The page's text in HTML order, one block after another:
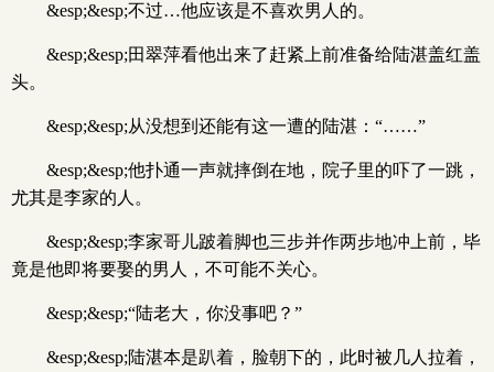
&esp;&esp;不过…他应该是不喜欢男人的。
&esp;&esp;田翠萍看他出来了赶紧上前准备给陆湛盖红盖
头。
&esp;&esp;从没想到还能有这一遭的陆湛：“……”
&esp;&esp;他扑通一声就摔倒在地，院子里的吓了一跳，
尤其是李家的人。
&esp;&esp;李家哥儿跛着脚也三步并作两步地冲上前，毕
竟是他即将要娶的男人，不可能不关心。
&esp;&esp;“陆老大，你没事吧？”
&esp;&esp;陆湛本是趴着，脸朝下的，此时被几人拉着，